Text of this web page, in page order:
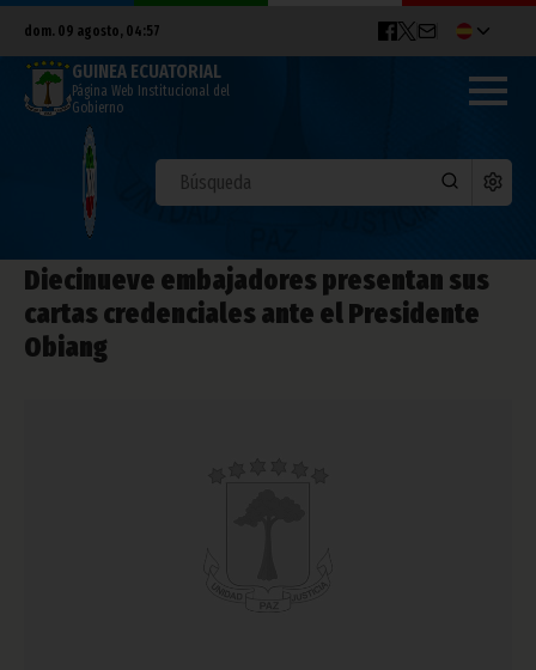
dom. 09 agosto, 04:57
GUINEA ECUATORIAL
Página Web Institucional del
Gobierno
Diecinueve embajadores presentan sus
cartas credenciales ante el Presidente
Obiang